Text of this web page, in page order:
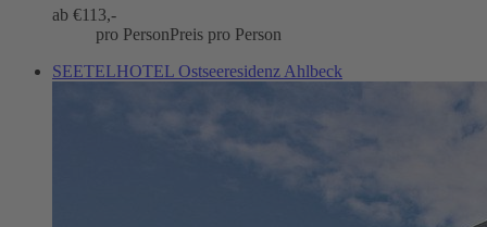
ab €113,-
pro PersonPreis pro Person
SEETELHOTEL Ostseeresidenz Ahlbeck